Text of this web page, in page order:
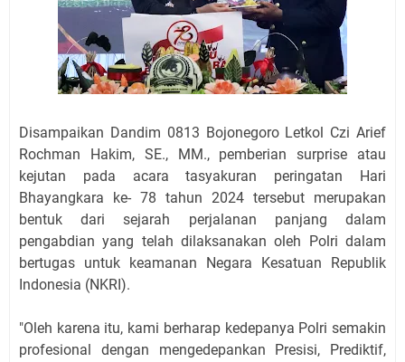
Disampaikan Dandim 0813 Bojonegoro Letkol Czi Arief
Rochman Hakim, SE., MM., pemberian surprise atau
kejutan pada acara tasyakuran peringatan Hari
Bhayangkara ke- 78 tahun 2024 tersebut merupakan
bentuk dari sejarah perjalanan panjang dalam
pengabdian yang telah dilaksanakan oleh Polri dalam
bertugas untuk keamanan Negara Kesatuan Republik
Indonesia (NKRI).
"Oleh karena itu, kami berharap kedepanya Polri semakin
profesional dengan mengedepankan Presisi, Prediktif,